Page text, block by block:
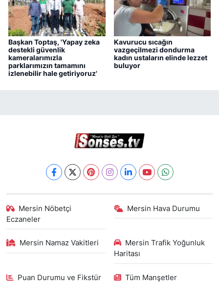
Başkan Toptaş, 'Yapay zeka
destekli güvenlik
kameralarımızla
parklarımızın tamamını
izlenebilir hale getiriyoruz'
Kavurucu sıcağın
vazgeçilmezi dondurma
kadın ustaların elinde lezzet
buluyor
Mersin Nöbetçi
Eczaneler
Mersin Hava Durumu
Mersin Namaz Vakitleri
Mersin Trafik Yoğunluk
Haritası
Puan Durumu ve Fikstür Tüm Manşetler